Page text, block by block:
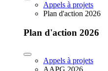
Appels à projets
Plan d'action 2026
Plan d'action 2026
Appels à projets
AAPG 2026